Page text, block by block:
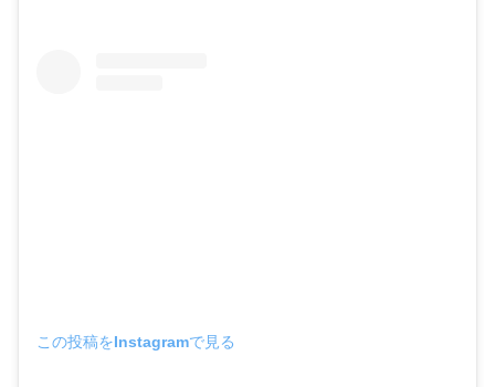
この投稿をInstagramで見る